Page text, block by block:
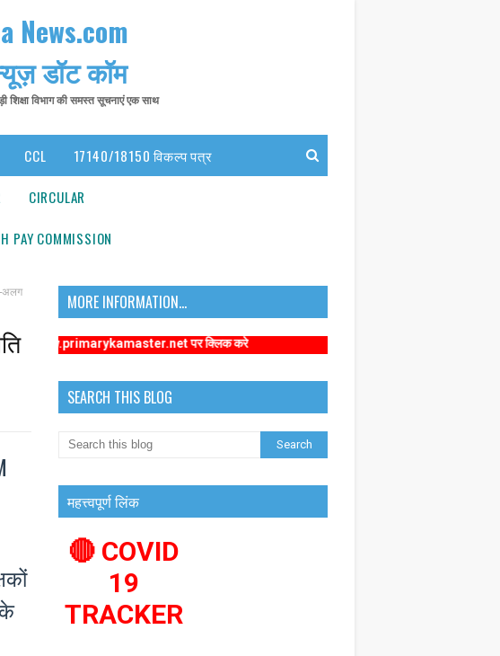
News.com
डॉट कॉम
शिक्षा विभाग की समस्त सूचनाएं एक साथ
CCL 17140/18150 विकल्प पत्र
CIRCULAR
PAY COMMISSION
अलग
MORE INFORMATION...
पर क्लिक करे
SEARCH THIS BLOG
महत्त्वपूर्ण लिंक
🔴 COVID
19
TRACKER